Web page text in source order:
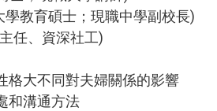
教育碩士；現職中學副校長)
任、資深社工)
格大不同對夫婦關係的影響
和溝通方法